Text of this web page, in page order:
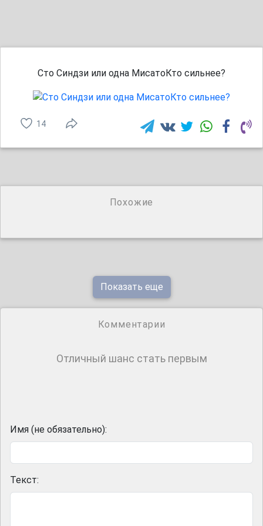
Сто Синдзи или одна МисатоКто сильнее?
14
Похожие
Показать еще
Комментарии
Отличный шанс стать первым
Имя (не обязательно):
Текст: